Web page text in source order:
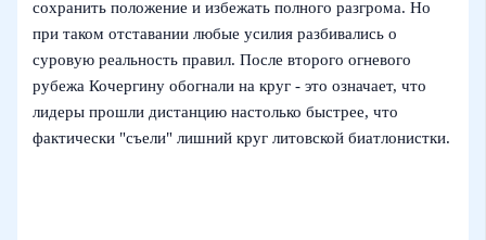
сохранить положение и избежать полного разгрома. Но
при таком отставании любые усилия разбивались о
суровую реальность правил. После второго огневого
рубежа Кочергину обогнали на круг - это означает, что
лидеры прошли дистанцию настолько быстрее, что
фактически "съели" лишний круг литовской биатлонистки.